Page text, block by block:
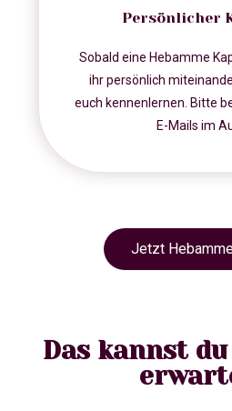
Persönlicher
Sobald eine Hebamme
ihr persönlich
euch kennenlernen. Bitte
E-Mails im
Jetzt
Das kannst